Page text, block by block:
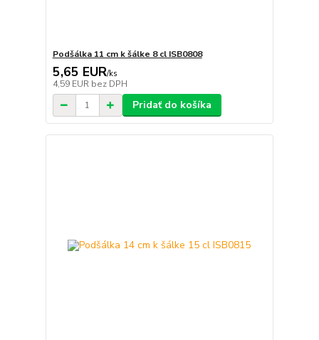
Podšálka 11 cm k šálke 8 cl ISB0808
5,65 EUR/ks
4,59 EUR bez DPH
Pridať do košíka